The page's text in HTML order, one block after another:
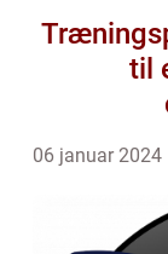
til
06 januar 2024